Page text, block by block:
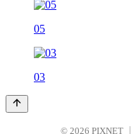
05
03
© 2026 PIXNET